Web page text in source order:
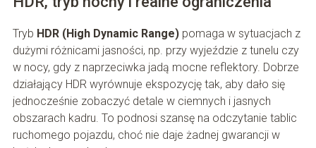
Tryb HDR (High Dynamic Range)pomaga w sytuacjach z
dużymi różnicami jasności, np. przy wyjeździe z tunelu czy
w nocy, gdy z naprzeciwka jadą mocne reflektory. Dobrze
działający HDR wyrównuje ekspozycję tak, aby dało się
jednocześnie zobaczyć detale w ciemnych i jasnych
obszarach kadru. To podnosi szansę na odczytanie tablic
ruchomego pojazdu, choć nie daje żadnej gwarancji w